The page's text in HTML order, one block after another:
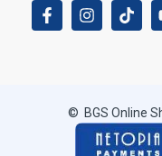
© BGS Online